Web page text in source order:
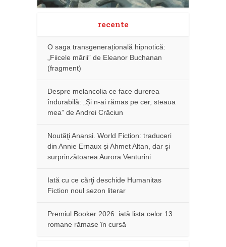
recente
O saga transgenerațională hipnotică:
„Fiicele mării” de Eleanor Buchanan
(fragment)
Despre melancolia ce face durerea
îndurabilă: „Și n-ai rămas pe cer, steaua
mea” de Andrei Crăciun
Noutăţi Anansi. World Fiction: traduceri
din Annie Ernaux și Ahmet Altan, dar şi
surprinzătoarea Aurora Venturini
Iată cu ce cărţi deschide Humanitas
Fiction noul sezon literar
Premiul Booker 2026: iată lista celor 13
romane rămase în cursă